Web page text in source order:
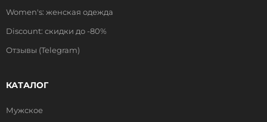
Women's: женская одежда
Discount: скидки до -80%
Отзывы (Telegram)
КАТАЛОГ
Мужское